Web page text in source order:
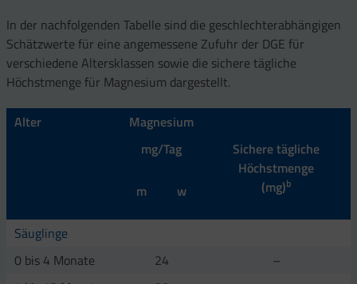
In der nachfolgenden Tabelle sind die geschlechterabhängigen
Schätzwerte für eine angemessene Zufuhr der DGE für
verschiedene Altersklassen sowie die sichere tägliche
Höchstmenge für Magnesium dargestellt.
Alter
Magnesium
mg/Tag
Sichere tägliche
Höchstmenge
(mg)b
m w
Säuglinge
0 bis 4 Monate
24
–